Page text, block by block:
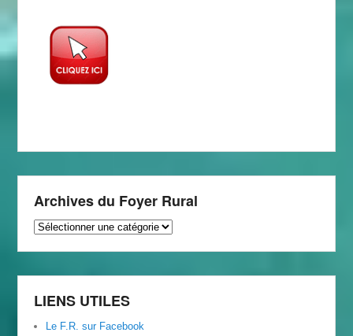
Archives du Foyer Rural
Archives
Rural
LIENS UTILES
Le F.R. sur Facebook